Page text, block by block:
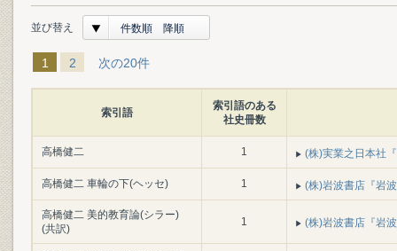
並び替え 件数順 降順
1 2 次の20件
索引語
索引語のある
社史冊数
高橋健二 1 (株)実業之日本社
高橋健二 車輪の下(ヘッセ) 1 (株)岩波書店『岩
高橋健二 美的教育論(シラー)
(共訳)
1 (株)岩波書店『岩